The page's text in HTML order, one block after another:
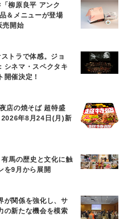
柳原良平 アンク
＆メニューが登場
売開始
トラで体感。ジョ
シネマ・スペクタキ
開催決定！
店の焼そば 超特盛
年8月24日(月)新
馬の歴史と文化に触
を9月から展開
が関係を強化し、サ
の新たな機会を模索